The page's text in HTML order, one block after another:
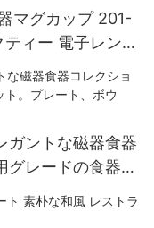
マグカップ 201-
ィー 電子レンジ
ガントな磁器食器
グレードの食器セ
。